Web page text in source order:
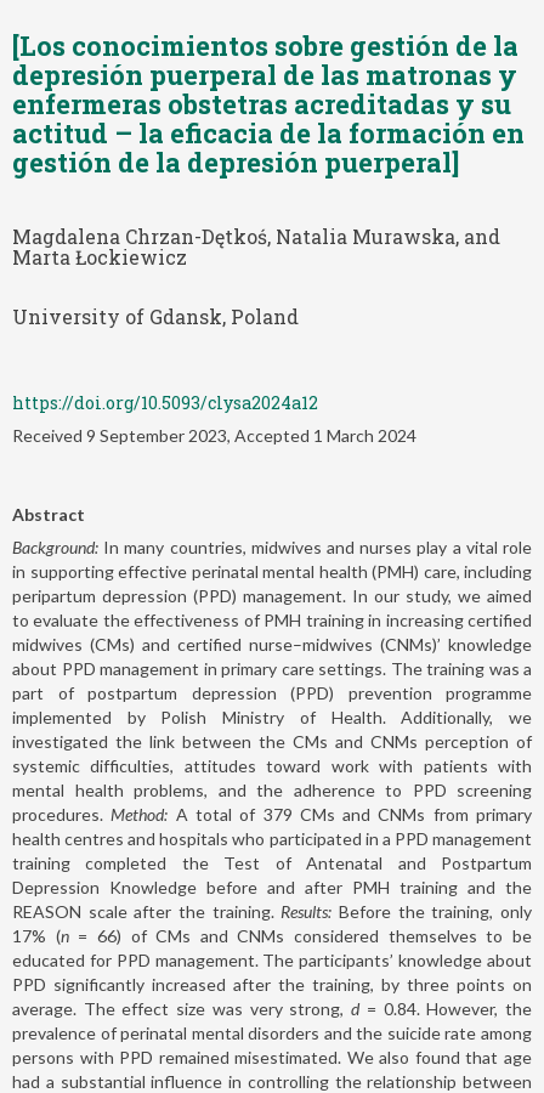
[Los conocimientos sobre gestión de la
depresión puerperal de las matronas y
enfermeras obstetras acreditadas y su
actitud – la eficacia de la formación en
gestión de la depresión puerperal]
Magdalena Chrzan-Dętkoś, Natalia Murawska, and
Marta Łockiewicz
University of Gdansk, Poland
https://doi.org/10.5093/clysa2024a12
Received 9 September 2023, Accepted 1 March 2024
Abstract
Background: In many countries, midwives and nurses play a vital role
in supporting effective perinatal mental health (PMH) care, including
peripartum depression (PPD) management. In our study, we aimed
to evaluate the effectiveness of PMH training in increasing certified
midwives (CMs) and certified nurse–midwives (CNMs)’ knowledge
about PPD management in primary care settings. The training was a
part of postpartum depression (PPD) prevention programme
implemented by Polish Ministry of Health. Additionally, we
investigated the link between the CMs and CNMs perception of
systemic difficulties, attitudes toward work with patients with
mental health problems, and the adherence to PPD screening
procedures.Method: A total of 379 CMs and CNMs from primary
health centres and hospitals who participated in a PPD management
training completed the Test of Antenatal and Postpartum
Depression Knowledge before and after PMH training and the
REASON scale after the training. Results: Before the training, only
17% (n= 66) of CMs and CNMs considered themselves to be
educated for PPD management. The participants’ knowledge about
PPD significantly increased after the training, by three points on
average. The effect size was very strong,d= 0.84. However, the
prevalence of perinatal mental disorders and the suicide rate among
persons with PPD remained misestimated. We also found that age
had a substantial influence in controlling the relationship between